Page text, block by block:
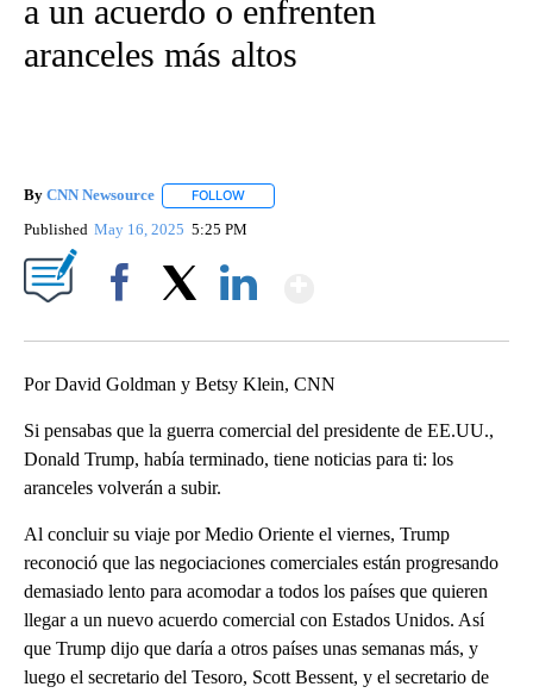
a un acuerdo o enfrenten
aranceles más altos
By CNN Newsource FOLLOW
Published May 16, 2025 5:25 PM
Por David Goldman y Betsy Klein, CNN
Si pensabas que la guerra comercial del presidente de EE.UU.,
Donald Trump, había terminado, tiene noticias para ti: los
aranceles volverán a subir.
Al concluir su viaje por Medio Oriente el viernes, Trump
reconoció que las negociaciones comerciales están progresando
demasiado lento para acomodar a todos los países que quieren
llegar a un nuevo acuerdo comercial con Estados Unidos. Así
que Trump dijo que daría a otros países unas semanas más, y
luego el secretario del Tesoro, Scott Bessent, y el secretario de